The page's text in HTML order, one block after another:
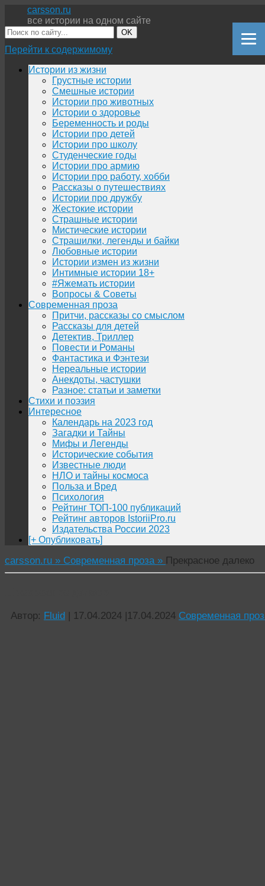
carsson.ru
все истории на одном сайте
OK
Перейти к содержимому
Истории из жизни
Грустные истории
Смешные истории
Истории про животных
Истории о здоровье
Беременность и роды
Истории про детей
Истории про школу
Студенческие годы
Истории про армию
Истории про работу, хобби
Рассказы о путешествиях
Истории про дружбу
Жестокие истории
Страшные истории
Мистические истории
Страшилки, легенды и байки
Любовные истории
Истории измен из жизни
Интимные истории 18+
#Яжемать истории
Вопросы & Советы
Современная проза
Притчи, рассказы со смыслом
Рассказы для детей
Детектив, Триллер
Повести и Романы
Фантастика и Фэнтези
Нереальные истории
Анекдоты, частушки
Разное: статьи и заметки
Стихи и поэзия
Интересное
Календарь на 2023 год
Загадки и Тайны
Мифы и Легенды
Исторические события
Известные люди
НЛО и тайны космоса
Польза и Вред
Психология
Рейтинг ТОП-100 публикаций
Рейтинг авторов IstoriiPro.ru
Издательства России 2023
[+ Опубликовать]
carsson.ru » Современная проза » Прекрасное далеко
Автор: Fluid | 17.04.2024 |17.04.2024 Современная